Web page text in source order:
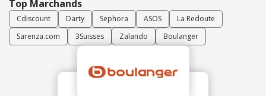
Top Marchands
Cdiscount Darty Sephora ASOS
La Redoute
Sarenza.com
3Suisses Zalando Boulanger